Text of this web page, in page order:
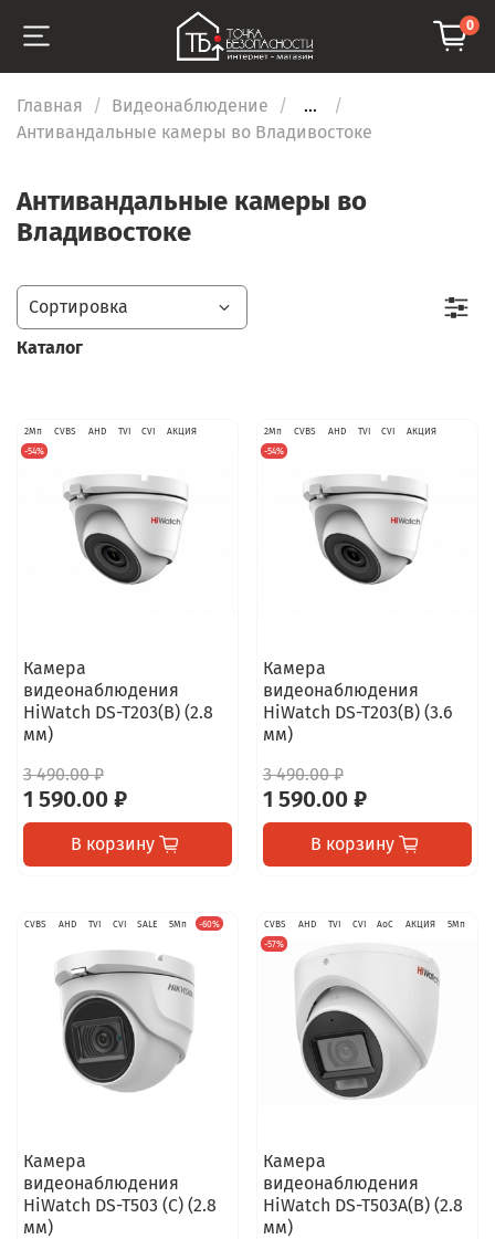
0
Главная Видеонаблюдение
...
Антивандальные камеры во Владивостоке
Антивандальные камеры во
Владивостоке
2Мп CVBS AHD TVI CVI
АКЦИЯ
-54%
Камера
видеонаблюдения
HiWatch DS-T203(B) (2.8
мм)
3 490.00 ₽
1 590.00 ₽
В корзину
2Мп CVBS AHD TVI CVI
АКЦИЯ
-54%
Камера
видеонаблюдения
HiWatch DS-T203(B) (3.6
мм)
3 490.00 ₽
1 590.00 ₽
В корзину
CVBS AHD TVI CVI SALE 5Мп -60%
Камера
видеонаблюдения
HiWatch DS-T503 (C) (2.8
мм)
CVBS AHD TVI CVI AoC АКЦИЯ
5Мп
-57%
Камера
видеонаблюдения
HiWatch DS-T503A(B) (2.8
мм)
Каталог